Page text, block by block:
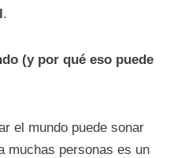
.
(y por qué eso puede
el mundo puede sonar
muchas personas es un